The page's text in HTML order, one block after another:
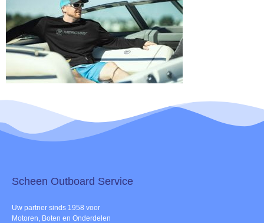
Scheen Outboard Service​
Uw partner sinds 1958 voor
Motoren, Boten en Onderdelen